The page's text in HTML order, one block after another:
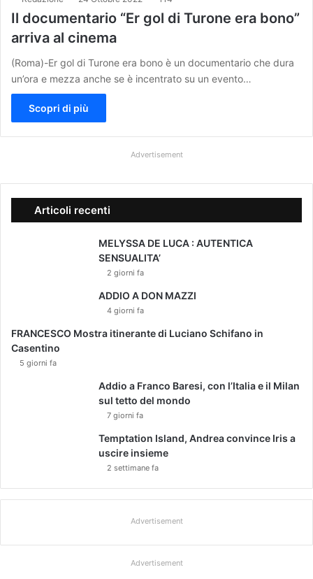
Il documentario “Er gol di Turone era bono”
arriva al cinema
(Roma)-Er gol di Turone era bono è un documentario che dura
un’ora e mezza anche se è incentrato su un evento…
Scopri di più
Advertisement
Articoli recenti
MELYSSA DE LUCA : AUTENTICA
SENSUALITA’
2 giorni fa
ADDIO A DON MAZZI
4 giorni fa
FRANCESCO Mostra itinerante di Luciano Schifano in
Casentino
5 giorni fa
Addio a Franco Baresi, con l’Italia e il Milan
sul tetto del mondo
7 giorni fa
Temptation Island, Andrea convince Iris a
uscire insieme
2 settimane fa
Advertisement
Advertisement